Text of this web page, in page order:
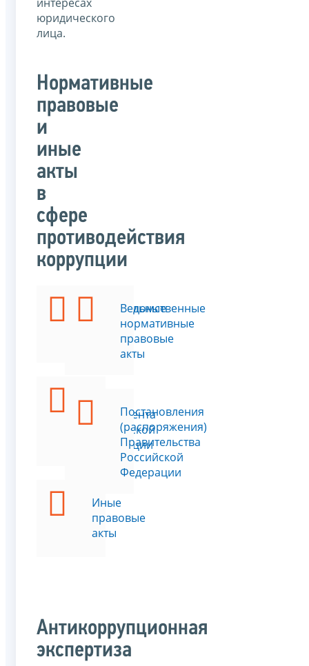
юридического
лица.
Нормативные
правовые
и
иные
акты
в
сфере
противодействия
коррупции
Федеральные
законы
Указы
Президента
Российской
Федерации
Иные
правовые
акты
Ведомственные
нормативные
правовые
акты
Постановления
(распоряжения)
Правительства
Российской
Федерации
Антикоррупционная
экспертиза